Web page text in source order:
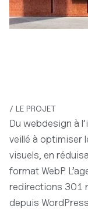
/ LE PROJET
Du webdesign à
veillé à optimiser
visuels, en
format WebP.
redirections 301
depuis